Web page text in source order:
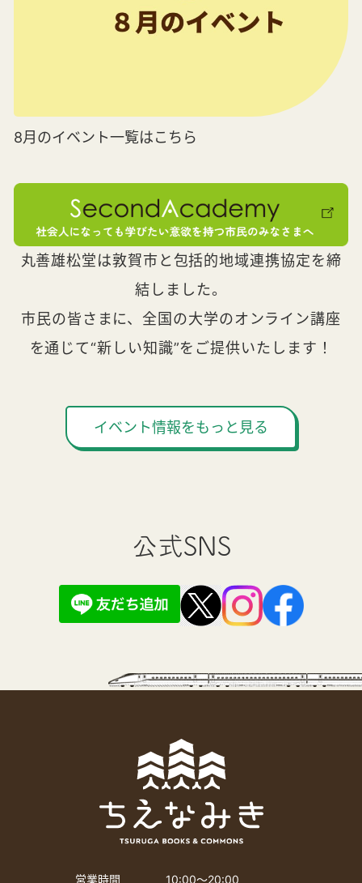
8月のイベント一覧はこちら
丸善雄松堂は敦賀市と包括的地域連携協定を締
結しました。
市民の皆さまに、全国の大学のオンライン講座
を通じて“新しい知識”をご提供いたします！
イベント情報をもっと見る
公式SNS
営業時間
10:00〜20:00